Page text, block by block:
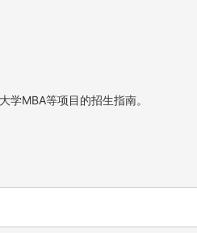
学MBA等项目的招生指南。